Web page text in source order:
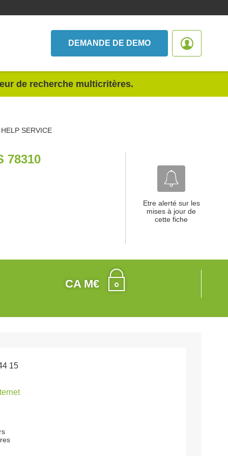
DEMANDE DE DEMO
de recherche multicritères.
SERVICE
78310
Etre alerté sur les
mises à jour de
cette fiche
CA M€
15